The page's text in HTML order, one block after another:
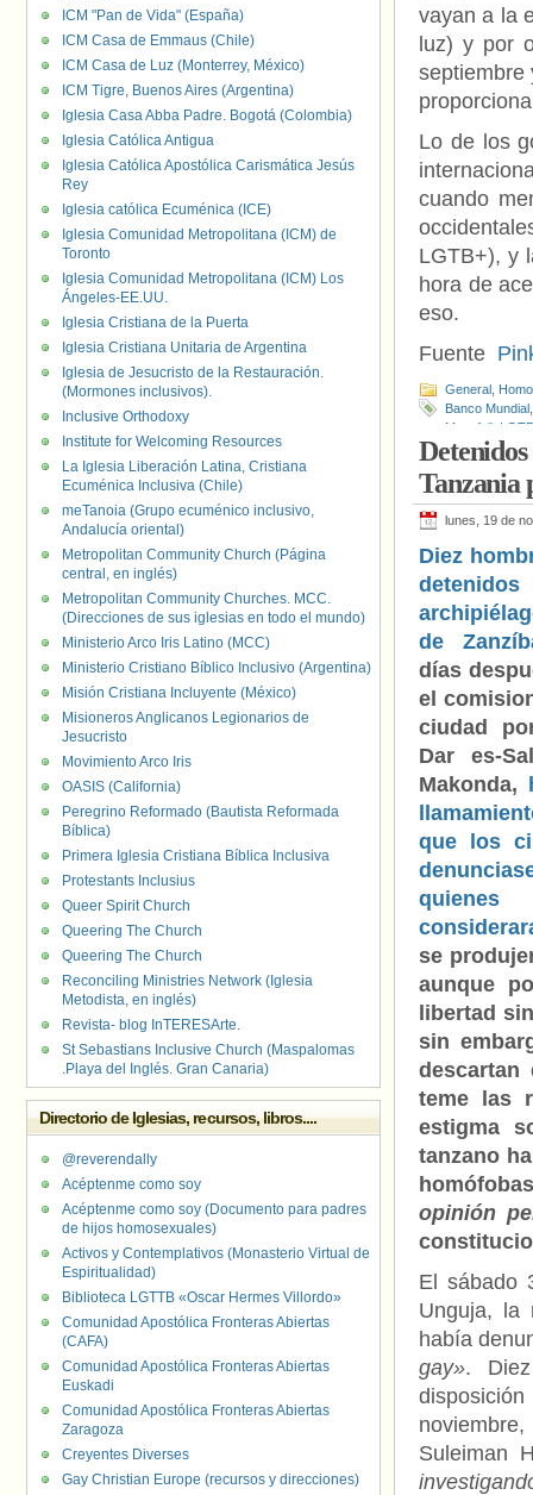
vayan a la
luz) y por
septiembre
Lo de los
cuando
LGTB+), y
hora de
eso.
Fuente
General
Banco Mundial
Magufuli
Tanzania, Ulla
Tanzania
lunes, 19 de
Diez
de
días
el
ciudad
Dar es-
Makonda,
que los
quienes
se
aunque
libertad
sin
descartan
teme las
estigma
tanzano
opinión
El sábado
Unguja, la
había
gay».
Suleiman
ICM "Pan de Vida" (España)
ICM Casa de Emmaus (Chile)
ICM Casa de Luz (Monterrey, México)
ICM Tigre, Buenos Aires (Argentina)
Iglesia Casa Abba Padre. Bogotá (Colombia)
Iglesia Católica Antigua
Iglesia Católica Apostólica Carismática Jesús
Rey
Iglesia católica Ecuménica (ICE)
Iglesia Comunidad Metropolitana (ICM) de
Toronto
Iglesia Comunidad Metropolitana (ICM) Los
Ángeles-EE.UU.
Iglesia Cristiana de la Puerta
Iglesia Cristiana Unitaria de Argentina
Iglesia de Jesucristo de la Restauración.
(Mormones inclusivos).
Inclusive Orthodoxy
Institute for Welcoming Resources
La Iglesia Liberación Latina, Cristiana
Ecuménica Inclusiva (Chile)
meTanoia (Grupo ecuménico inclusivo,
Andalucía oriental)
Metropolitan Community Church (Página
central, en inglés)
Metropolitan Community Churches. MCC.
(Direcciones de sus iglesias en todo el mundo)
Ministerio Arco Iris Latino (MCC)
Ministerio Cristiano Bíblico Inclusivo (Argentina)
Misión Cristiana Incluyente (México)
Misioneros Anglicanos Legionarios de
Jesucristo
Movimiento Arco Iris
OASIS (California)
Peregrino Reformado (Bautista Reformada
Bíblica)
Primera Iglesia Cristiana Bíblica Inclusiva
Protestants Inclusius
Queer Spirit Church
Queering The Church
Queering The Church
Reconciling Ministries Network (Iglesia
Metodista, en inglés)
Revista- blog InTERESArte.
St Sebastians Inclusive Church (Maspalomas
.Playa del Inglés. Gran Canaria)
Directorio de Iglesias, recursos, libros....
@reverendally
Acéptenme como soy
Acéptenme como soy (Documento para padres
de hijos homosexuales)
Activos y Contemplativos (Monasterio Virtual de
Espiritualidad)
Biblioteca LGTTB «Oscar Hermes Villordo»
Comunidad Apostólica Fronteras Abiertas
(CAFA)
Comunidad Apostólica Fronteras Abiertas
Euskadi
Comunidad Apostólica Fronteras Abiertas
Zaragoza
Creyentes Diverses
Gay Christian Europe (recursos y direcciones)